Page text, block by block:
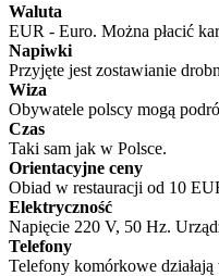
Waluta
EUR - Euro. Można płacić
Napiwki
Przyjęte jest zostawianie
Wiza
Obywatele polscy mogą
Czas
Taki sam jak w Polsce.
Orientacyjne ceny
Obiad w restauracji od 10
Elektryczność
Napięcie 220 V, 50 Hz.
Telefony
Telefony komórkowe